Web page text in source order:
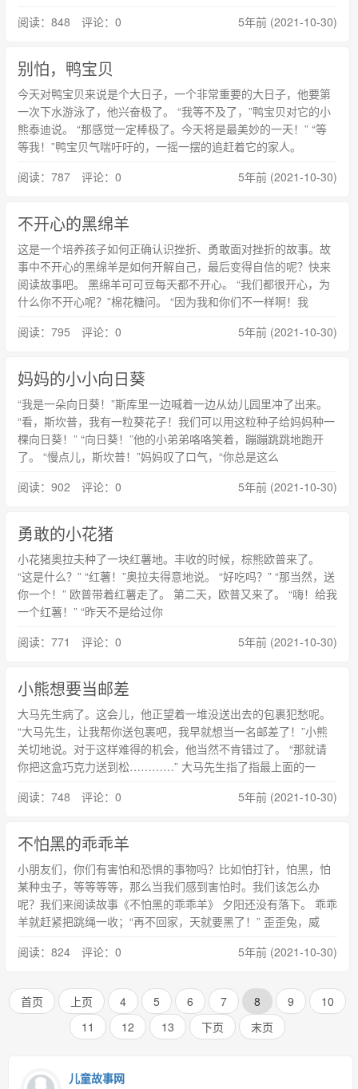
阅读：848 评论：0
5年前 (2021-10-30)
别怕，鸭宝贝
今天对鸭宝贝来说是个大日子，一个非常重要的大日子，他要第
一次下水游泳了，他兴奋极了。 “我等不及了，”鸭宝贝对它的小
熊泰迪说。 “那感觉一定棒极了。今天将是最美妙的一天！” “等
等我！”鸭宝贝气喘吁吁的，一摇一摆的追赶着它的家人。
阅读：787 评论：0
5年前 (2021-10-30)
不开心的黑绵羊
这是一个培养孩子如何正确认识挫折、勇敢面对挫折的故事。故
事中不开心的黑绵羊是如何开解自己，最后变得自信的呢？快来
阅读故事吧。 黑绵羊可可豆每天都不开心。 “我们都很开心，为
什么你不开心呢？”棉花糖问。 “因为我和你们不一样啊！我
阅读：795 评论：0
5年前 (2021-10-30)
妈妈的小小向日葵
“我是一朵向日葵！”斯库里一边喊着一边从幼儿园里冲了出来。
“看，斯坎普，我有一粒葵花子！我们可以用这粒种子给妈妈种一
棵向日葵！” “向日葵！”他的小弟弟咯咯笑着，蹦蹦跳跳地跑开
了。 “慢点儿，斯坎普！”妈妈叹了口气，“你总是这么
阅读：902 评论：0
5年前 (2021-10-30)
勇敢的小花猪
小花猪奥拉夫种了一块红薯地。丰收的时候，棕熊欧普来了。
“这是什么？” “红薯！”奥拉夫得意地说。 “好吃吗？” “那当然，送
你一个！” 欧普带着红薯走了。 第二天，欧普又来了。 “嗨！给我
一个红薯！” “昨天不是给过你
阅读：771 评论：0
5年前 (2021-10-30)
小熊想要当邮差
大马先生病了。这会儿，他正望着一堆没送出去的包裹犯愁呢。
“大马先生，让我帮你送包裹吧，我早就想当一名邮差了！”小熊
关切地说。对于这样难得的机会，他当然不肯错过了。 “那就请
你把这盒巧克力送到松…………” 大马先生指了指最上面的一
阅读：748 评论：0
5年前 (2021-10-30)
不怕黑的乖乖羊
小朋友们，你们有害怕和恐惧的事物吗？比如怕打针，怕黑，怕
某种虫子，等等等等，那么当我们感到害怕时。我们该怎么办
呢？我们来阅读故事《不怕黑的乖乖羊》 夕阳还没有落下。 乖乖
羊就赶紧把跳绳一收；“再不回家，天就要黑了！” 歪歪兔，威
阅读：824 评论：0
5年前 (2021-10-30)
首页 上页 4 5 6 7 8 9
10
11
12 13 下页 末页
儿童故事网